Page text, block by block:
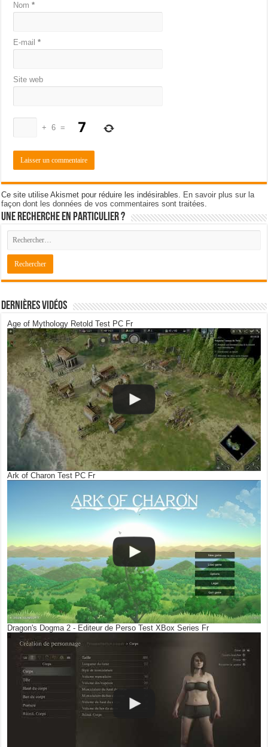
Nom*
E-mail*
Site web
+ 6 =
Ce site utilise Akismet pour réduire les indésirables. En savoir plus sur la
façon dont les données de vos commentaires sont traitées.
Une recherche en particulier ?
Dernières Vidéos
Age of Mythology Retold Test PC Fr
Ark of Charon Test PC Fr
Dragon's Dogma 2 - Editeur de Perso Test XBox Series Fr